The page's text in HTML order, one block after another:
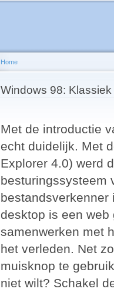
U bent hier
Home
Windows 98: Klassiek
Met de introductie
echt duidelijk. Met
Explorer 4.0) werd
besturingssysteem
bestandsverkenner
desktop is een
samenwerken met
het verleden. Net
muisknop te
niet wilt? Schakel